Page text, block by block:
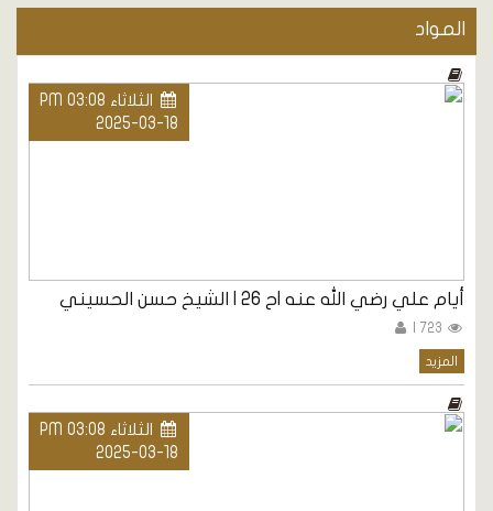
المواد
الثلاثاء PM 03:08
2025-03-18
أيام علي رضي الله عنه |ح 26 | الشيخ حسن الحسيني
المزيد
الثلاثاء PM 03:08
2025-03-18